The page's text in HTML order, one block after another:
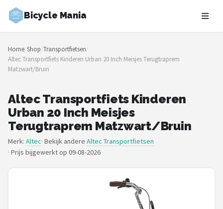
Bicycle Mania
Zoeken
NAVIGATIE
Shop
Merken
Blog
Fietsroutes
Kinderfietsen
Home/Shop/Transportfietsen/
Altec Transportfiets Kinderen Urban 20 Inch Meisjes Terugtraprem
Matzwart/Bruin
Altec Transportfiets Kinderen
Urban 20 Inch Meisjes
Terugtraprem Matzwart/Bruin
Merk: Altec· Bekijk andere Altec Transportfietsen
· Prijs bijgewerkt op 09-08-2026